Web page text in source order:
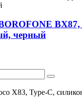
BX87,
черный